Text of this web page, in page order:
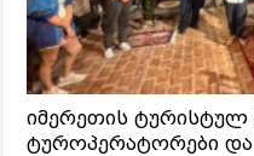
იმერეთის
ტუროპერატორები და